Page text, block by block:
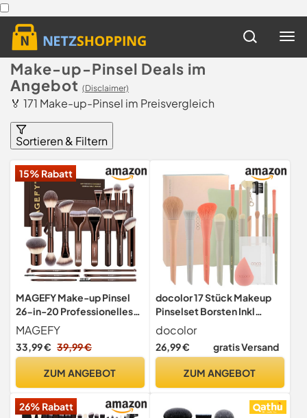
Make-up-Pinsel Deals im
Angebot (Disclaimer)
🏅 171 Make-up-Pinsel im Preisvergleich
Sortieren & Filtern
15% Rabatt
MAGEFY Make-up Pinsel
26-in-20 Professionelles
Makeup Pinselset
Doppelseitige Make-up-
Pinsel für Puder, Concealer,
Konturierung sowie
Kaffeegold
MAGEFY
33,99 € 39,99 €
ZUM ANGEBOT
docolor 17 Stück Makeup
Pinselset Borsten Inkl
Kosmetiktasche Schwamm
docolor
26,99 € gratis Versand
ZUM ANGEBOT
26% Rabatt